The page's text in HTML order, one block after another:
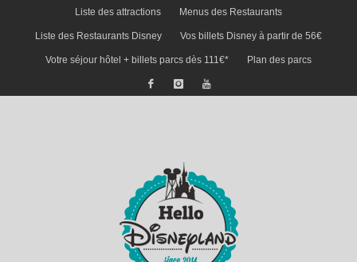
Liste des attractions Menus des Restaurants
Liste des Restaurants Disney Vos billets Disney à partir de 56€
Votre séjour hôtel + billets parcs dès 111€* Plan des parcs